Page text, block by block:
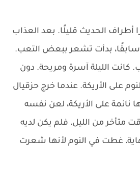
أطراف الحديث قليلًا. بعد العذاب
سابقًا، بدأت تشعر ببعض التعب.
كانت الليلة آسرة ومريحة. دون
على الأريكة. عندما خرج حزقيال
نائمة على الأريكة، لعن نفسه
متأخر من الليل، فلم يكن لديه
غطت في النوم لأنها شعرت